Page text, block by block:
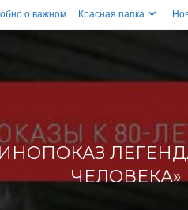
о важном Красная папка
ЧЕЛОВЕКА»